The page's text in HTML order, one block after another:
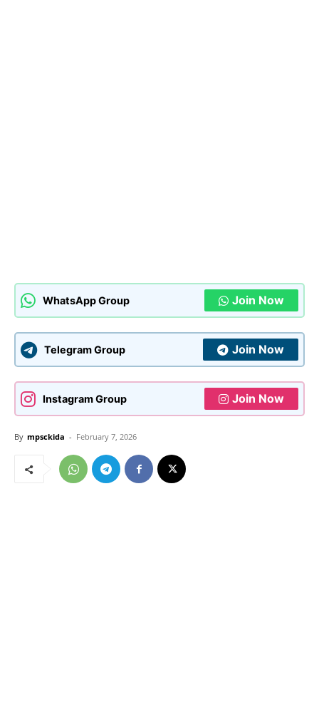
WhatsApp Group Join Now
Telegram Group Join Now
Instagram Group Join Now
By mpsckida - February 7, 2026